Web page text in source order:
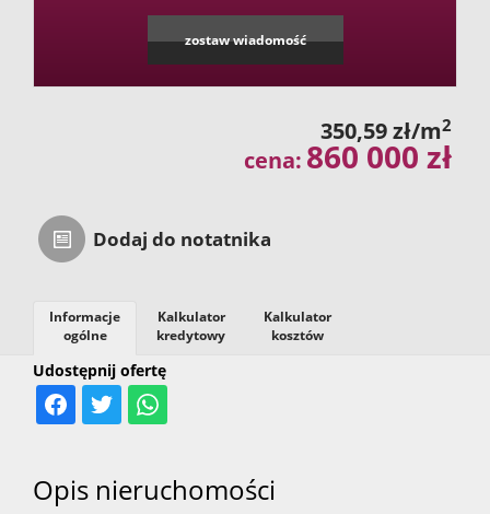
zostaw wiadomość
350,59 zł/m2
cena: 860 000 zł
Dodaj do notatnika
Udostępnij ofertę
Informacje
ogólne
Kalkulator
kredytowy
Kalkulator
kosztów
Opis nieruchomości